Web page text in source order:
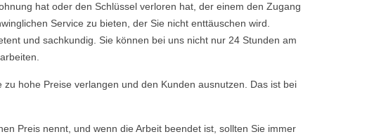
hat oder den Schlüssel verloren hat, der einem den Zugang
Service zu bieten, der Sie nicht enttäuschen wird.
und sachkundig. Sie können bei uns nicht nur 24 Stunden am
hohe Preise verlangen und den Kunden ausnutzen. Das ist bei
Preis nennt, und wenn die Arbeit beendet ist, sollten Sie immer